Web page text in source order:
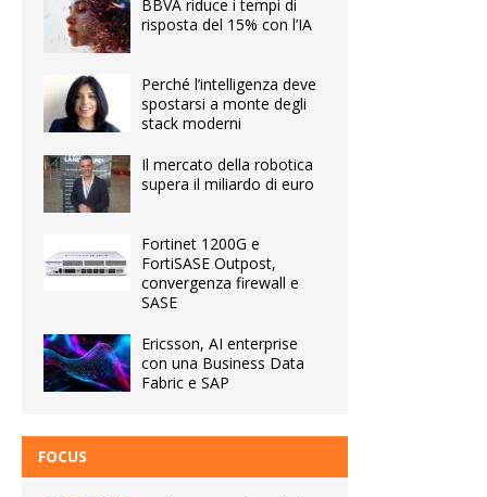
BBVA riduce i tempi di
risposta del 15% con l’IA
Perché l’intelligenza deve
spostarsi a monte degli
stack moderni
Il mercato della robotica
supera il miliardo di euro
Fortinet 1200G e
FortiSASE Outpost,
convergenza firewall e
SASE
Ericsson, AI enterprise
con una Business Data
Fabric e SAP
FOCUS